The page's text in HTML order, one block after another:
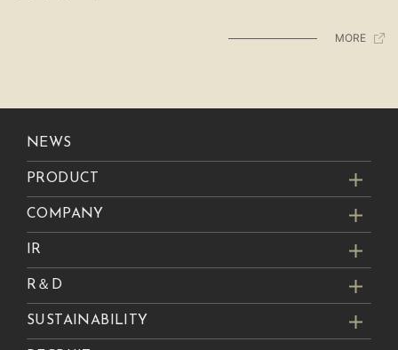
MORE
NEWS
PRODUCT
COMPANY
IR
R＆D
SUSTAINABILITY